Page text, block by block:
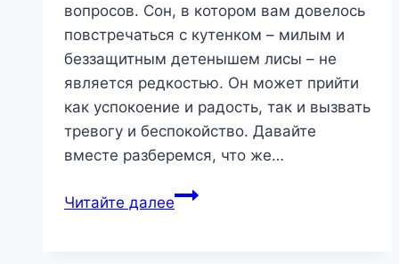
вопросов. Сон, в котором вам довелось
повстречаться с кутенком – милым и
беззащитным детенышем лисы – не
является редкостью. Он может прийти
как успокоение и радость, так и вызвать
тревогу и беспокойство. Давайте
вместе разберемся, что же…
Читайте далееКутенок